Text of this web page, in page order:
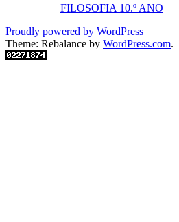
FILOSOFIA 10.º ANO
Proudly powered by WordPress
Theme: Rebalance by WordPress.com.